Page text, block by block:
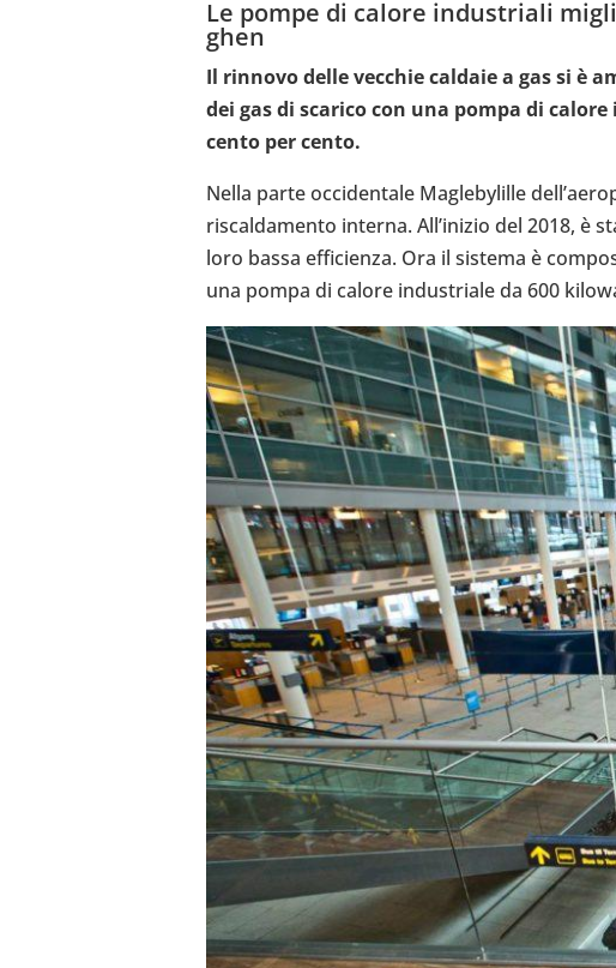
Le pompe di calore indu­striali
ghen
Il rinnovo delle vecchie caldaie a gas si è
dei gas di scarico con una pompa di
cento per cento.
Nella parte occi­den­tale Magle­by­lille
riscal­da­mento interna. All’i­ni­zio del 2018, è
loro bassa effi­cienza. Ora il sistema è
una pompa di calore indu­striale da 600